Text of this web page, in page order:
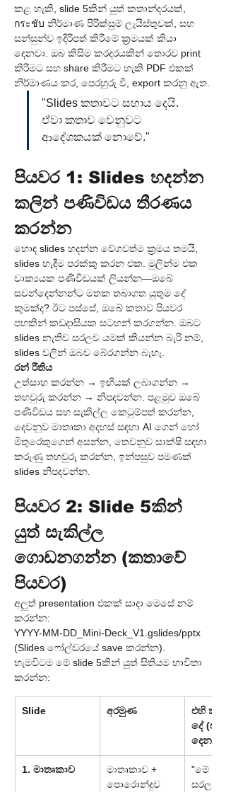
කළ හැකි, slide 5කින් යුත් කතාන්දරයක්,
กระชับ නිර්මාණ පිරික්සුම් ලැයිස්තුවක්, සහ
සන්සුන්ව ඉදිරිපත් කිරීමේ ක්‍රමයක් කියා
දෙනවා. ඔබ කිසිම කරදරයකින් තොරව print
කිරීමට සහ share කිරීමට හැකි PDF එකක්
නිර්මාණය කර, පෙරහුරු වී, export කරනු ඇත.
"Slides කතාවට සහාය දෙයි.
ඒවා කතාව වෙනුවට
ආදේශකයක් නොවේ."
පියවර 1: Slides හදන්න
කලින් පණිවිඩය තීරණය
කරන්න
හොඳ slides හදන්න වේගවත්ම ක්‍රමය තමයි,
slides හැදීම පරක්කු කරන එක. මුලින්ම එක
වාක්‍යයක පණිවිඩයක් ලියන්න—ඔබේ
සවන්දෙන්නන්ට මතක තබාගත යුතුම දේ
කුමක්ද? ඊට පස්සේ, ඔබේ කතාව පියවර
පහකින් කඩදාසියක සටහන් කරගන්න. ඔබට
slides නැතිව සරලව යමක් කියන්න බැරි නම්,
slides වලින් ඔබව බේරගන්න බැහැ.
රන් රීතිය
උත්සාහ කරන්න → ඉඟියක් ලබාගන්න →
තහවුරු කරන්න → නිපදවන්න. පළමුව ඔබේ
පණිවිඩය සහ සැකිල්ල කෙටුම්පත් කරන්න,
දෙවනුව මාතෘකා අදහස් සඳහා AI ගෙන් හෝ
මිතුරෙකුගෙන් අසන්න, තෙවනුව සාක්ෂි සඳහා
කරුණු තහවුරු කරන්න, ඉන්පසුව පමණක්
slides නිපදවන්න.
පියවර 2: Slide 5කින්
යුත් සැකිල්ල
ගොඩනගන්න (කතාවේ
පියවර)
අලුත් presentation එකක් සාදා මෙසේ නම්
කරන්න:
YYYY-MM-DD_Mini-Deck_V1.gslides/pptx
(Slides ෆෝල්ඩරයේ save කරන්න).
හැමවිටම මේ slide 5කින් යුත් සිතියම භාවිතා
කරන්න:
Slide අරමුණ
එහි
දේ
දෙන
1. මාතෘකාව
මාතෘකාව +
පොරොන්දුව
"මේ දේ
සරල